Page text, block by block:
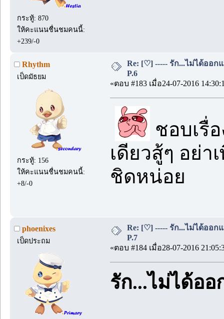
กระทู้: 870
ให้คะแนนชื่นชมคนนี้:
+239/-0
Rhythm
เป็ดมัธยม
กระทู้: 156
ให้คะแนนชื่นชมคนนี้:
+8/-0
Re: [♡] ----- รัก...ไม่ได้ออก
P.6
«ตอบ #183 เมื่อ24-07-2016
ชอบเรื่
เดียวสู้ๆ อย่
ชิดหน่อย
phoenixes
เป็ดประถม
Re: [♡] ----- รัก...ไม่ได้ออก
P.7
«ตอบ #184 เมื่อ28-07-2016
รัก...ไม่ได้ออ